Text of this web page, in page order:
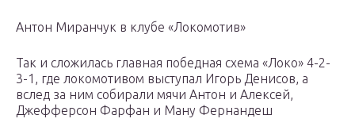
Антон Миранчук в клубе «Локомотив»
Так и сложилась главная победная схема «Локо» 4-2-
3-1, где локомотивом выступал Игорь Денисов, а
вслед за ним собирали мячи Антон и Алексей,
Джефферсон Фарфан и Ману Фернандеш